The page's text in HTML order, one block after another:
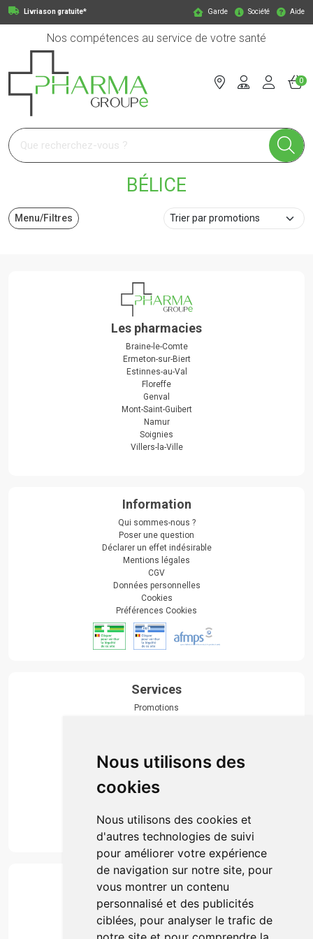
Nous utilisons des
cookies
Nous utilisons des cookies et
d'autres technologies de suivi
pour améliorer votre expérience
de navigation sur notre site, pour
vous montrer un contenu
personnalisé et des publicités
ciblées, pour analyser le trafic de
Livriason gratuite* Garde Société Aide
Nos compétences au service de votre santé
Pharmagroupe Votre pharmacie en ligne à votre service
0
BÉLICE
Menu/Filtres
Les pharmacies
Braine-le-Comte
Ermeton-sur-Biert
Estinnes-au-Val
Floreffe
Genval
Mont-Saint-Guibert
Namur
Soignies
Villers-la-Ville
Information
Qui sommes-nous ?
Poser une question
Déclarer un effet indésirable
Mentions légales
CGV
Données personnelles
Cookies
Préférences Cookies
Services
Promotions
Actualités & conseils
Événements
Marques
Suivez-nous
Paiement
Simple, rapide et 100% sécurisé